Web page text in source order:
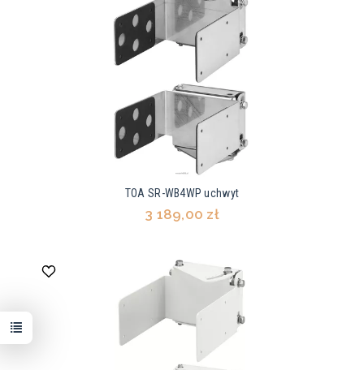
TOA SR-WB4WP uchwyt
3 189,00 zł